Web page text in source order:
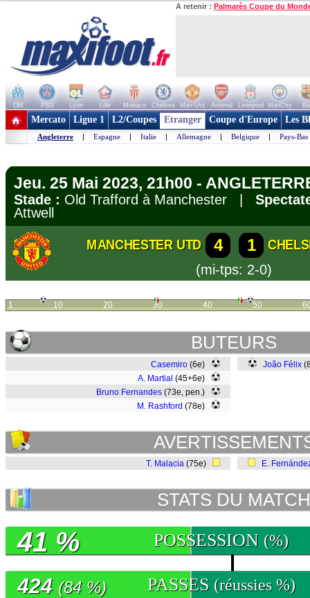
A retenir : Palmarès Coupe du
OM PSG Lyon Lille Monaco Chelsea Man Utd Arsenal Liverpool ManCity
+ de clubs
Mercato Ligue 1 L2/Coupes Etranger Coupe d'Europe Les
Angleterre | Espagne | Italie | Allemagne | Belgique | Pays-Bas
Jeu. 25 Mai 2023, 21h00 -
Stade : Old Trafford à Manchester |
Attwell
MANCHESTER UTD 4 1
(mi-tps: 2-0)
1 10 20 30 40 50
BUTEURS
Casemiro (6e)
A. Martial (45+6e)
Bruno Fernandes (73e, pen.)
M. Rashford (78e)
João Félix
T. Malacia (75e) E.
STATS DU MATCH
POSSESSION (%)
41 %
PASSES (réussies %)
424 (84 %)